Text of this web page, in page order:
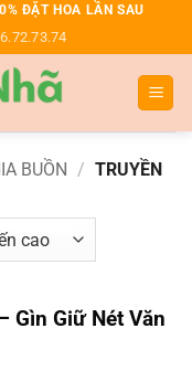
ĐẶT HOA LẦN SAU
BUỒN / TRUYỀN
Gìn Giữ Nét Văn